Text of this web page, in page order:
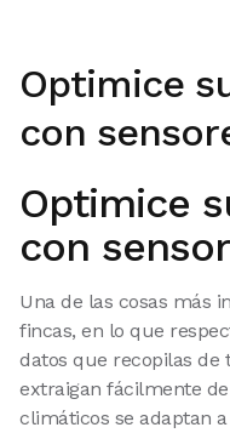
Optimice
con
Optimice
con
Una de las cosas más
fincas, en lo que
datos que recopilas de
extraigan fácilmente
climáticos se adaptan